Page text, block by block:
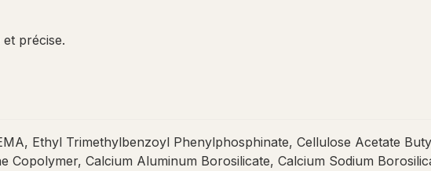
précise.
Ethyl Trimethylbenzoyl Phenylphosphinate, Cellulose Acetate
Calcium Aluminum Borosilicate, Calcium Sodium